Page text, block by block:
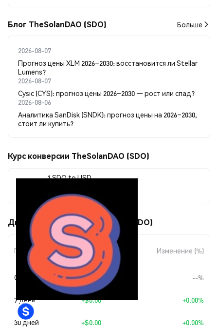
Блог TheSolanDAO (SDO) Больше
2026-08-07
Прогноз цены XLM 2026–2030: восстановится ли Stellar
Lumens?
2026-08-07
Cysic (CYS): прогноз цены 2026–2030 — рост или спад?
2026-08-06
Аналитика SanDisk (SNDK): прогноз цены на 2026–2030,
стоит ли купить?
Курс конверсии TheSolanDAO (SDO)
1 SDO to USD
$0.00000013
Движения цены TheSolanDAO (SDO)
Период
Изменение
суммы
Изменение (%)
Сегодня -- --%
7 дней +$0.00 +0.00%
30 дней +$0.00 +0.00%